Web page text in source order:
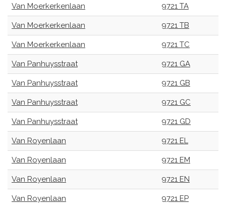
Van Moerkerkenlaan 9721 TA
Van Moerkerkenlaan 9721 TB
Van Moerkerkenlaan 9721 TC
Van Panhuysstraat 9721 GA
Van Panhuysstraat 9721 GB
Van Panhuysstraat 9721 GC
Van Panhuysstraat 9721 GD
Van Royenlaan 9721 EL
Van Royenlaan 9721 EM
Van Royenlaan 9721 EN
Van Royenlaan 9721 EP